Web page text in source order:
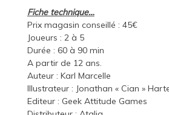
Fiche technique…
Prix magasin conseillé : 45€
Joueurs : 2 à 5
Durée : 60 à 90 min
A partir de 12 ans.
Auteur : Karl Marcelle
Illustrateur : Jonathan « Cian »
Editeur : Geek Attitude Games